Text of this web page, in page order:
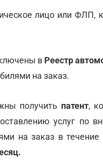
лицо или ФЛП,
в Реестр
на заказ.
получить патент,
услуг по
на заказ в течение